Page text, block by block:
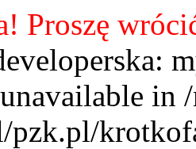
Proszę
in